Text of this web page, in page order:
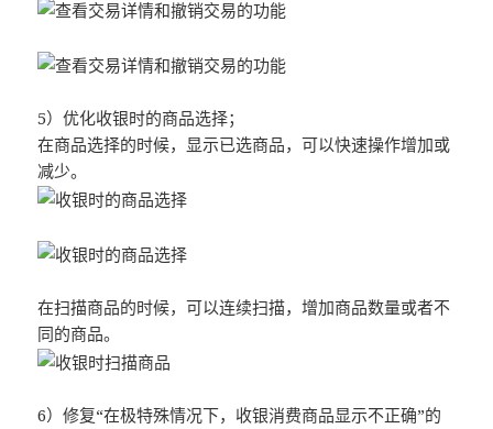
5）优化收银时的商品选择；
在商品选择的时候，显示已选商品，可以快速操作增加或
减少。
在扫描商品的时候，可以连续扫描，增加商品数量或者不
同的商品。
6）修复“在极特殊情况下，收银消费商品显示不正确”的